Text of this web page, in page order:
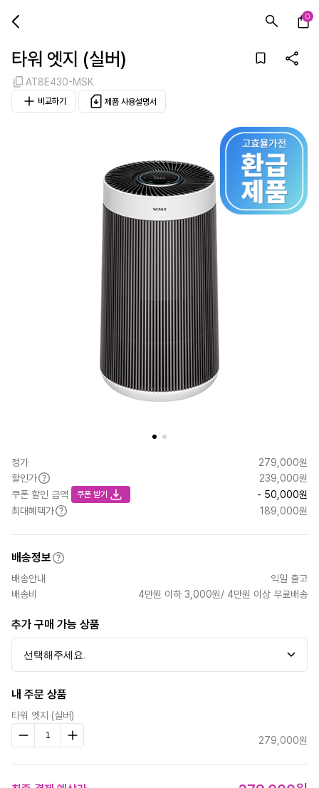
0
타워 엣지 (실버)
AT8E430-MSK
비교하기 제품 사용설명서
정가
279,000원
할인가
239,000원
쿠폰 할인 금액
쿠폰 받기
- 50,000원
최대혜택가
189,000원
배송정보
배송안내
익일 출고
배송비
4만원 이하 3,000원/ 4만원 이상 무료배송
추가 구매 가능 상품
내 주문 상품
타워 엣지 (실버)
279,000원